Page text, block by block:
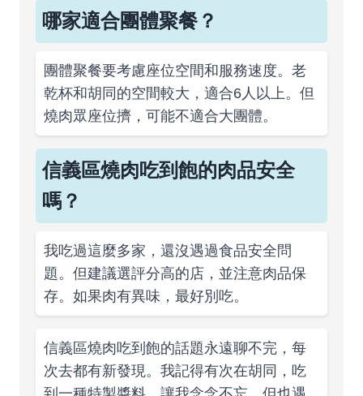
哪家適合團體聚餐？
團體聚餐要考慮座位空間和服務速度。老
乾杯和胡同的空間較大，適合6人以上。但
燒肉眾座位擠，可能不適合大團體。
信義區燒肉吃到飽的肉品安全
嗎？
我吃過這麼多家，還沒遇過食品安全問
題。但建議選評分高的店，並注意肉品保
存。如果肉有異味，最好別吃。
信義區燒肉吃到飽的話題永遠聊不完，每
次去都有新發現。我記得有次在胡同，吃